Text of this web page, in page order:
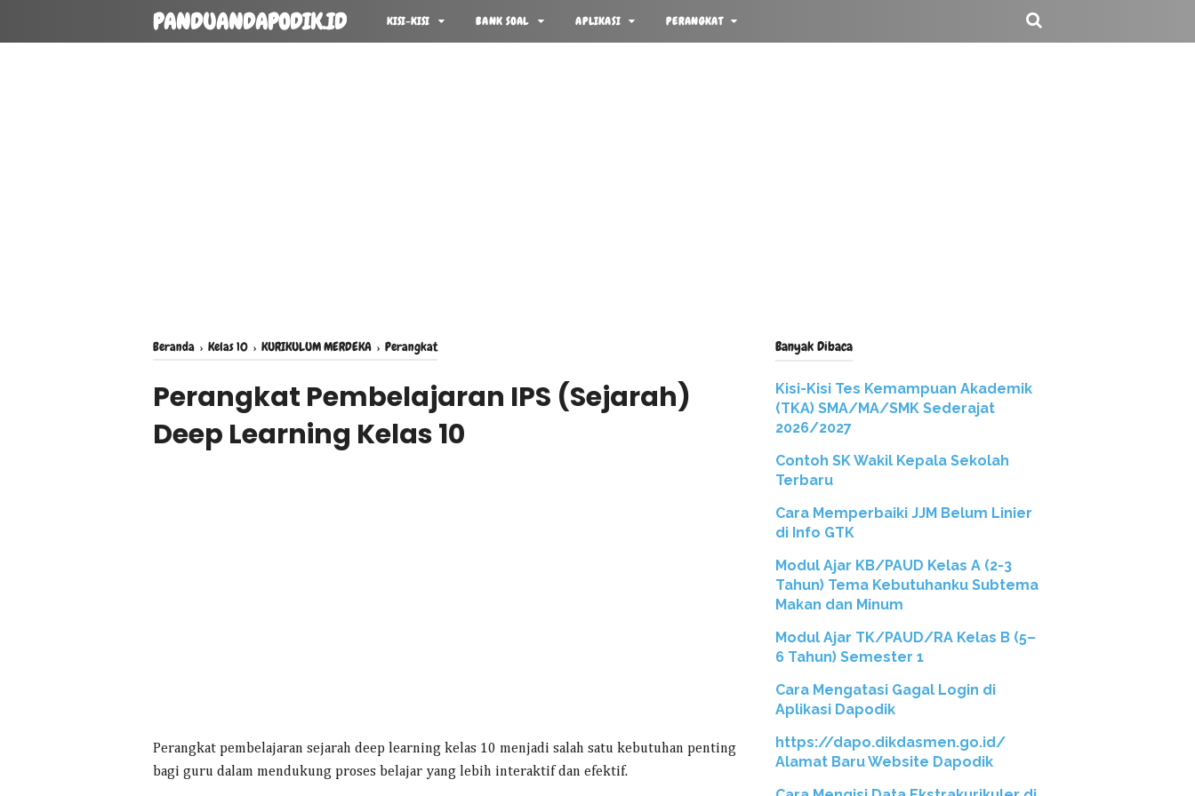
PANDUANDAPODIK.ID KISI-KISI BANK SOAL APLIKASI PERANGKAT
Beranda › Kelas 10 › KURIKULUM MERDEKA › Perangkat
Perangkat Pembelajaran IPS (Sejarah)
Deep Learning Kelas 10
Perangkat pembelajaran sejarah deep learning kelas 10 menjadi salah satu kebutuhan penting
bagi guru dalam mendukung proses belajar yang lebih interaktif dan efektif.
Banyak Dibaca
Kisi-Kisi Tes Kemampuan Akademik
(TKA) SMA/MA/SMK Sederajat
2026/2027
Contoh SK Wakil Kepala Sekolah
Terbaru
Cara Memperbaiki JJM Belum Linier
di Info GTK
Modul Ajar KB/PAUD Kelas A (2-3
Tahun) Tema Kebutuhanku Subtema
Makan dan Minum
Modul Ajar TK/PAUD/RA Kelas B (5–
6 Tahun) Semester 1
Cara Mengatasi Gagal Login di
Aplikasi Dapodik
https://dapo.dikdasmen.go.id/
Alamat Baru Website Dapodik